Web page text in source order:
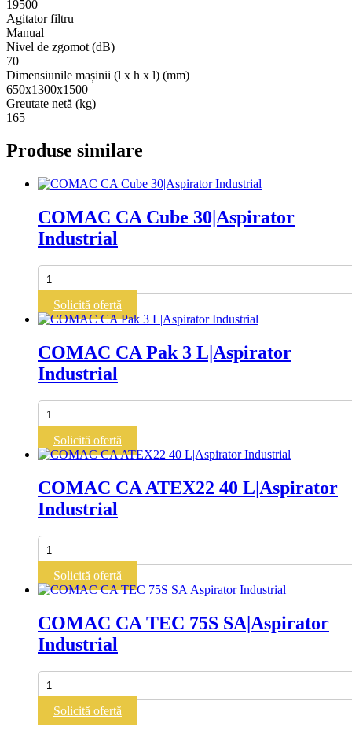
19500
Agitator filtru
Manual
Nivel de zgomot (dB)
70
Dimensiunile mașinii (l x h x l) (mm)
650x1300x1500
Greutate netă (kg)
165
Produse similare
COMAC CA Cube 30|Aspirator
Industrial
Cantitate
COMAC
Cube
30|Aspirator
Solicită ofertă
COMAC CA Pak 3 L|Aspirator
Industrial
Cantitate
COMAC
Pak
3
Industrial
Solicită ofertă
COMAC CA ATEX22 40 L|Aspirator
Industrial
Cantitate
COMAC
ATEX22
40
Industrial
Solicită ofertă
COMAC CA TEC 75S SA|Aspirator
Industrial
Cantitate
COMAC
TEC
Solicită ofertă